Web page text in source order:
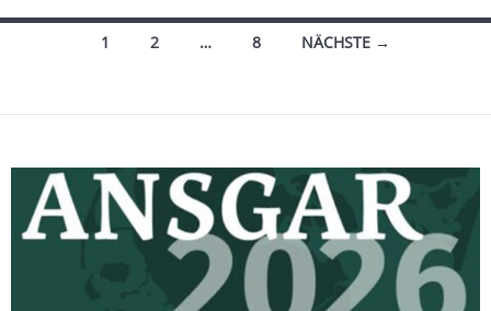
Beitragsnavigation
1 2 … 8 NÄCHSTE →